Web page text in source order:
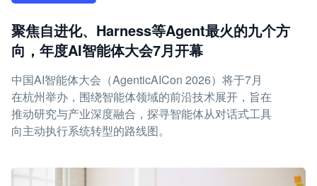
聚焦自进化、Harness等Agent最火的九个方
向，年度AI智能体大会7月开幕
中国AI智能体大会（AgenticAICon 2026）将于7月
在杭州举办，围绕智能体领域的前沿技术展开，旨在
推动研究与产业深度融合，探寻智能体从对话式工具
向主动执行系统转型的路线图。